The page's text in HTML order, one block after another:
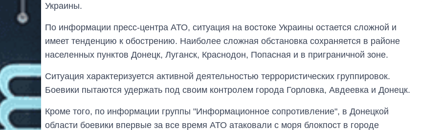
Украины.
По информации пресс-центра АТО, ситуация на востоке Украины остается сложной и
имеет тенденцию к обострению. Наиболее сложная обстановка сохраняется в районе
населенных пунктов Донецк, Луганск, Краснодон, Попасная и в приграничной зоне.
Ситуация характеризуется активной деятельностью террористических группировок.
Боевики пытаются удержать под своим контролем города Горловка, Авдеевка и Донецк.
Кроме того, по информации группы "Информационное сопротивление", в Донецкой
области боевики впервые за все время АТО атаковали с моря блокпост в городе